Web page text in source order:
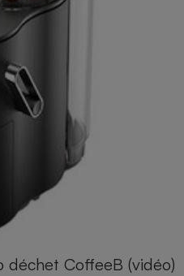
déchet CoffeeB (vidéo)